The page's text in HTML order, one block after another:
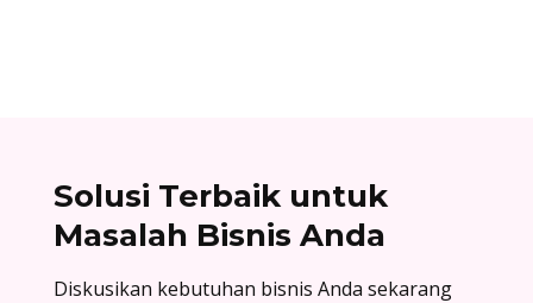
Solusi Terbaik untuk
Masalah Bisnis Anda
Diskusikan kebutuhan bisnis Anda sekarang